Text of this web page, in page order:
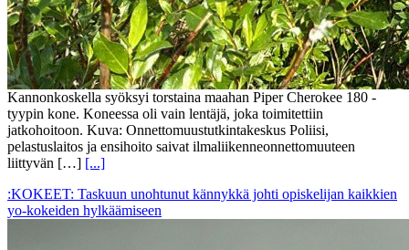
Kannonkoskella syöksyi torstaina maahan Piper Cherokee 180 -
tyypin kone. Koneessa oli vain lentäjä, joka toimitettiin
jatkohoitoon. Kuva: Onnettomuustutkintakeskus Poliisi,
pelastuslaitos ja ensihoito saivat ilmaliikenneonnettomuuteen
liittyvän […] [...]
:KOKEET: Taskuun unohtunut kännykkä johti opiskelijan kaikkien
yo-kokeiden hylkäämiseen